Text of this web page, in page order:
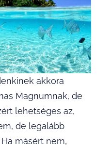
akkora
Magnumnak, de
lehetséges az,
de legalább
másért nem,